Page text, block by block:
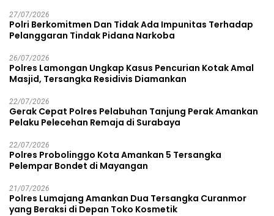
27/07/2026
Polri Berkomitmen Dan Tidak Ada Impunitas Terhadap
Pelanggaran Tindak Pidana Narkoba
26/07/2026
Polres Lamongan Ungkap Kasus Pencurian Kotak Amal
Masjid, Tersangka Residivis Diamankan
22/07/2026
Gerak Cepat Polres Pelabuhan Tanjung Perak Amankan
Pelaku Pelecehan Remaja di Surabaya
22/07/2026
Polres Probolinggo Kota Amankan 5 Tersangka
Pelempar Bondet di Mayangan
21/07/2026
Polres Lumajang Amankan Dua Tersangka Curanmor
yang Beraksi di Depan Toko Kosmetik